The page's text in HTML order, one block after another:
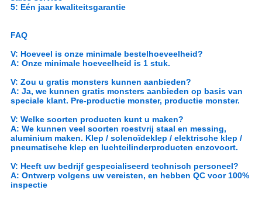
5: Eén jaar kwaliteitsgarantie
FAQ
V: Hoeveel is onze minimale bestelhoeveelheid?
A: Onze minimale hoeveelheid is 1 stuk.
V: Zou u gratis monsters kunnen aanbieden?
A: Ja, we kunnen gratis monsters aanbieden op basis van
speciale klant. Pre-productie monster, productie monster.
V: Welke soorten producten kunt u maken?
A: We kunnen veel soorten roestvrij staal en messing,
aluminium maken. Klep / solenoïdeklep / elektrische klep /
pneumatische klep en luchtcilinderproducten enzovoort.
V: Heeft uw bedrijf gespecialiseerd technisch personeel?
A: Ontwerp volgens uw vereisten, en hebben QC voor 100%
inspectie